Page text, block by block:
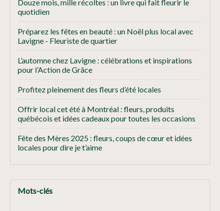
Douze mois, mille récoltes : un livre qui fait fleurir le
quotidien
Préparez les fêtes en beauté : un Noël plus local avec
Lavigne - Fleuriste de quartier
L’automne chez Lavigne : célébrations et inspirations
pour l’Action de Grâce
Profitez pleinement des fleurs d’été locales
Offrir local cet été à Montréal : fleurs, produits
québécois et idées cadeaux pour toutes les occasions
Fête des Mères 2025 : fleurs, coups de cœur et idées
locales pour dire je t’aime
Mots-clés